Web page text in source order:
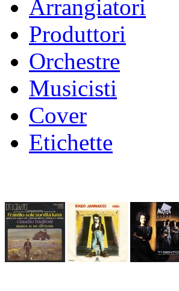
Arrangiatori
Produttori
Orchestre
Musicisti
Cover
Etichette